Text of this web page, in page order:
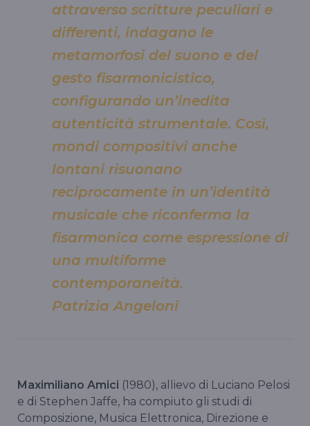
attraverso scritture peculiari e
differenti, indagano le
metamorfosi del suono e del
gesto fisarmonicistico,
configurando un’inedita
autenticità strumentale. Così,
mondi compositivi anche
lontani risuonano
reciprocamente in un’identità
musicale che riconferma la
fisarmonica come espressione di
una multiforme
contemporaneità.
Patrizia Angeloni
Maximiliano Amici (1980), allievo di Luciano Pelosi
e di Stephen Jaffe, ha compiuto gli studi di
Composizione, Musica Elettronica, Direzione e